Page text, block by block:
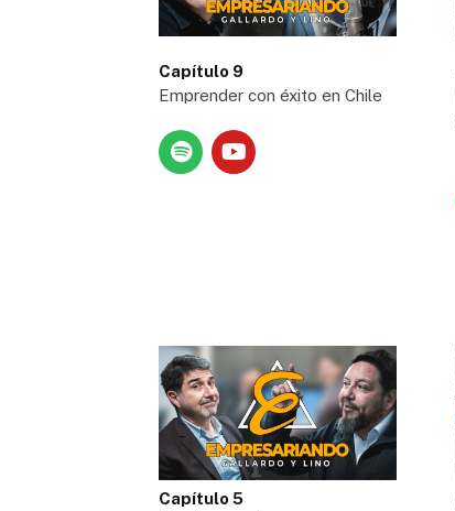
Capítulo 9
Emprender con éxito en Chile
Capítulo 5